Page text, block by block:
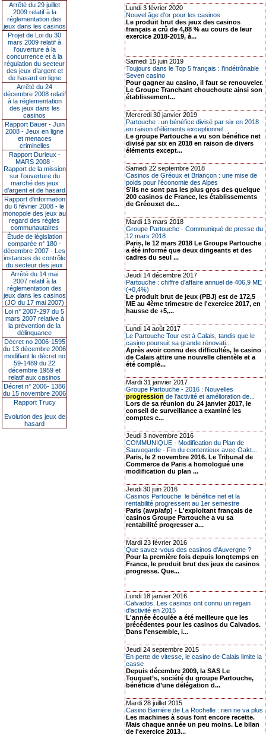
Arrêté du 29 juillet
2009 relatif à la
réglementation des
jeux dans les casinos
Projet de Loi du 30
mars 2009 relatif à
l’ouverture à la
concurrence et à la
régulation du secteur
des jeux d’argent et
de hasard en ligne
Arrêté du 24
décembre 2008 relatif
à la réglementation
des jeux dans les
casinos
Rapport Bauer - Juin
2008 - Jeux en ligne
et menaces
criminelles
Rapport Durieux -
MARS 2008 -
Rapport de la mission
sur l’ouverture du
marché des jeux
d’argent et de hasard
Rapport d'information
du 6 février 2008 - le
monopole des jeux au
regard des règles
communautaires
Étude de législation
comparée n° 180 -
décembre 2007 - Les
instances de contrôle
du secteur des jeux
Arrêté du 14 mai
2007 relatif à la
réglementation des
jeux dans les casinos
(JO du 17 mai 2007)
Loi n° 2007-297 du 5
mars 2007 relative à
la prévention de la
délinquance
Décret no 2006-1595
du 13 décembre 2006
modifiant le décret no
59-1489 du 22
décembre 1959 et
relatif aux casinos
Décret n° 2006- 1386
du 15 novembre 2006
Rapport Trucy
Evolution des jeux de
hasard
Lundi 3 février 2020
Nouvel âge d'or pour les casinos
Le produit brut des jeux des casinos
français a crû de 4,88 % au cours de leur
exercice 2018-2019, à...
Samedi 15 juin 2019
Toujours dans le Top 5 français : l’indétrônable
Seven casino
Pour gagner au casino, il faut se renouveler.
Le Groupe Tranchant chouchoute ainsi son
établissement...
Mercredi 30 janvier 2019
Partouche : un bénéfice divisé par six en 2018
en raison d'éléments exceptionnel...
Le groupe Partouche a vu son bénéfice net
divisé par six en 2018 en raison de divers
éléments except...
Samedi 22 septembre 2018
Casinos de Gréoux et Briançon : une mise de
poids pour l'économie des Alpes
S'ils ne sont pas les plus gros des quelque
200 casinos de France, les établissements
de Gréouxet de...
Mardi 13 mars 2018
Groupe Partouche - Communiqué de presse du
12 mars 2018
Paris, le 12 mars 2018 Le Groupe Partouche
a été informé que deux dirigeants et des
cadres du seul ...
Jeudi 14 décembre 2017
Partouche : chiffre d'affaire annuel de 406,9 ME
(+0,4%)
Le produit brut de jeux (PBJ) est de 172,5
ME au 4ème trimestre de l'exercice 2017, en
hausse de +5,...
Lundi 14 août 2017
Le Partouche Tour est à Calais, tandis que le
casino poursuit sa grande rénovati...
Après avoir connu des difficultés, le casino
de Calais attire une nouvelle clientèle et a
été complè...
Mardi 31 janvier 2017
Groupe Partouche - 2016 : Nouvelles
progression de l'activité et amélioration de...
Lors de sa réunion du 24 janvier 2017, le
conseil de surveillance a examiné les
comptes c...
Jeudi 3 novembre 2016
COMMUNIQUE - Modification du Plan de
Sauvegarde - Fin du contentieux avec Oakt...
Paris, le 2 novembre 2016. Le Tribunal de
Commerce de Paris a homologué une
modification du plan ...
Jeudi 30 juin 2016
Casinos Partouche: le bénéfice net et la
rentabilité progressent au 1er semestre
Paris (awp/afp) - L'exploitant français de
casinos Groupe Partouche a vu sa
rentabilité progresser a...
Mardi 23 février 2016
Que savez-vous des casinos d'Auvergne ?
Pour la première fois depuis longtemps en
France, le produit brut des jeux de casinos
progresse. Que...
Lundi 18 janvier 2016
Calvados. Les casinos ont connu un regain
d'activité en 2015
L'année écoulée a été meilleure que les
précédentes pour les casinos du Calvados.
Dans l'ensemble, i...
Jeudi 24 septembre 2015
En perte de vitesse, le casino de Calais limite la
casse
Depuis décembre 2009, la SAS Le
Touquet’s, société du groupe Partouche,
bénéficie d’une délégation d...
Mardi 28 juillet 2015
Casino Barrière de La Rochelle : rien ne va plus
Les machines à sous font encore recette.
Mais chaque année un peu moins. Le bilan
de l'exercice 2013...